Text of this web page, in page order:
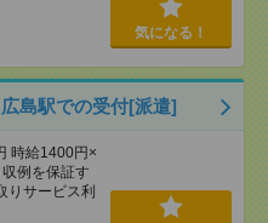
気になる！
島駅での受付[派遣]
時給1400円×
例を保証す
りサービス利